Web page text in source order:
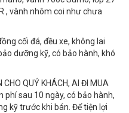
, vành nhôm coi như chưa
cối đá, đều xe, không lai
dưỡng kỹ, có bảo hành, khó
CHO QUÝ KHÁCH, AI ĐI MUA
phí sau 10 ngày, có bảo hành,
kỹ trước khi bán. Để tiện lợi